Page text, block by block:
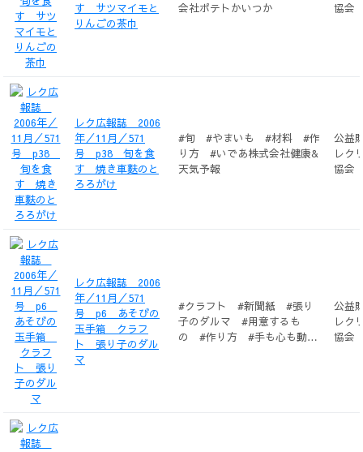
す サツマイモと
りんごの茶巾
会社ポテトかいつか
協会
レク広報誌 2006
年／11月／571
号 p38 旬を食
す 焼き車麩のと
ろろがけ
#旬 #やまいも #材料 #作
り方 #いであ株式会社健康&
天気予報
公益
レク
協会
レク広報誌 2006
年／11月／571
号 p6 あそびの
玉手箱 クラフ
ト 張り子のダル
マ
#クラフト #新聞紙 #張り
子のダルマ #用意するも
の #作り方 #手も心も動か
公益
レク
協会